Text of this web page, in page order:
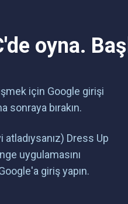
oyna.
için Google girişi
sonraya bırakın.
atladıysanız) Dress Up
uygulamasını
giriş yapın.